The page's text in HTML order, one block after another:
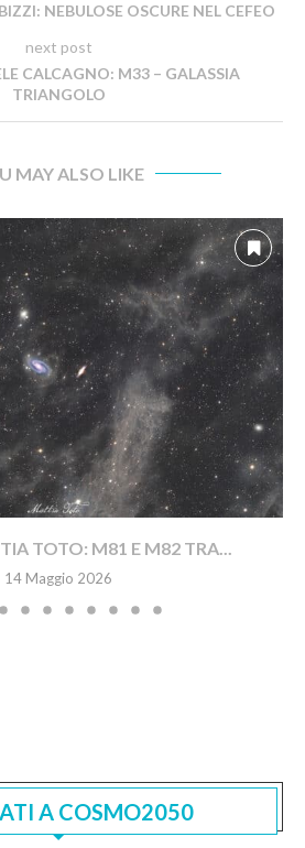
NEBULOSE OSCURE NEL CEFEO
next post
CALCAGNO: M33 – GALASSIA
TRIANGOLO
MAY ALSO LIKE
TOTO: M81 E M82 TRA...
14 Maggio 2026
A COSMO2050